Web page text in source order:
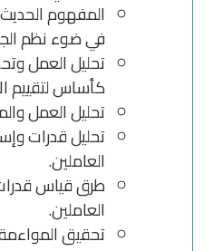
المفهوم الحديث
في ضوء نظم
تحليل العمل
كأساس لتقييم
تحليل العمل
تحليل قدرات
العاملين.
طرق قياس
العاملين.
تحقيق